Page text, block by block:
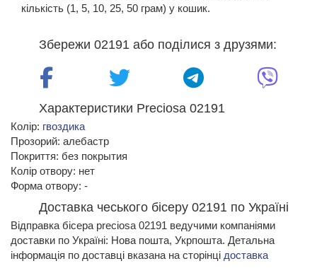
кількість (1, 5, 10, 25, 50 грам) у кошик.
Збережи 02191 або поділися з друзями:
Характеристики Preciosa 02191
Колір: гвоздика
Прозорий: алебастр
Покриття: без покрытия
Колір отвору: нет
Форма отвору: -
Доставка чеського бісеру 02191 по Україні
Відправка бісера preciosa 02191 ведучими компаніями
доставки по Україні: Нова пошта, Укрпошта. Детальна
інформація по доставці вказана на сторінці доставка